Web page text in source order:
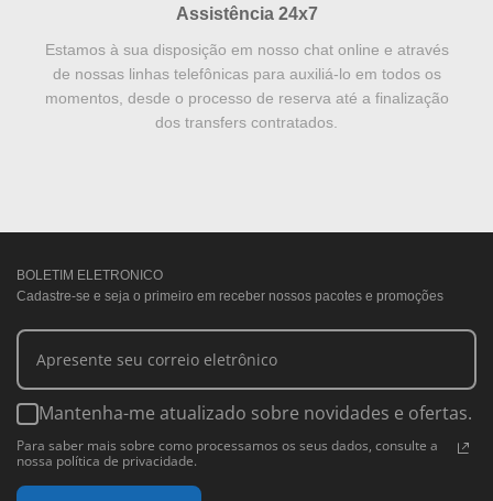
Assistência 24x7
Estamos à sua disposição em nosso chat online e através
de nossas linhas telefônicas para auxiliá-lo em todos os
momentos, desde o processo de reserva até a finalização
dos transfers contratados.
BOLETIM ELETRONICO
Cadastre-se e seja o primeiro em receber nossos pacotes e promoções
Mantenha-me atualizado sobre novidades e ofertas.
Para saber mais sobre como processamos os seus dados, consulte a
nossa política de privacidade.